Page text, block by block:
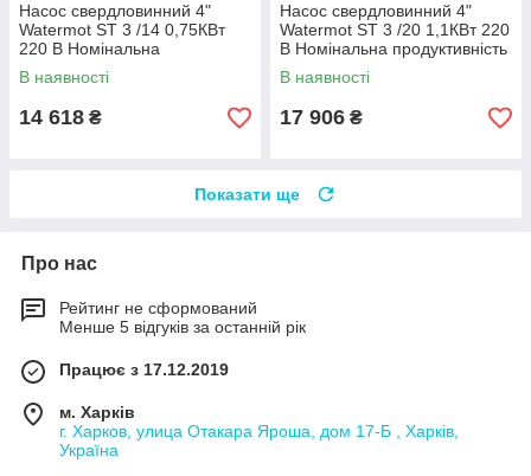
Насос свердловинний 4"
Watermot ST 3 /14 0,75КВт
220 В Номінальна
продуктивність 2,1м3 на 67 м
В наявності
14 618 ₴
Насос свердловинний 4"
Watermot ST 3 /20 1,1КВт 220
В Номінальна продуктивність
2,1м3 на 101м
В наявності
17 906 ₴
Показати ще
Про нас
Рейтинг не сформований
Менше 5 відгуків за останній рік
Працює з 17.12.2019
м. Харків
г. Харков, улица Отакара Яроша, дом 17-Б , Харків,
Україна